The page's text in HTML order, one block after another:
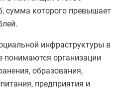
сумма которого превышает
инфраструктуры в
понимаются организации
образования,
предприятия и